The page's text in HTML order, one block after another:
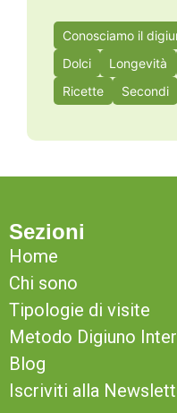
Conosciamo il
Dolci
Longevità
Ricette
Secondi
Sezioni
Home
Chi sono
Tipologie di visite
Metodo Digiuno
Blog
Iscriviti alla